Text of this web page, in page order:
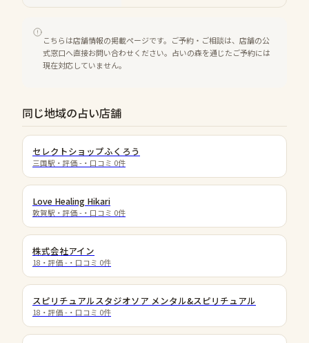
こちらは店舗情報の掲載ページです。ご予約・ご相談は、店舗の公
式窓口へ直接お問い合わせください。占いの森を通じたご予約には
現在対応していません。
同じ地域の占い店舗
セレクトショップふくろう
三国駅 ・評価 - ・口コミ 0件
Love Healing Hikari
敦賀駅 ・評価 - ・口コミ 0件
株式会社アイン
18 ・評価 - ・口コミ 0件
スピリチュアルスタジオソア メンタル&スピリチュアル
18 ・評価 - ・口コミ 0件